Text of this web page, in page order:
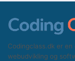
Codingclass.dk er
webudvikling og